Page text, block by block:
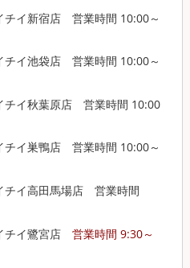
チイ新宿店営業時間 10:00～
チイ池袋店営業時間 10:00～
チイ秋葉原店営業時間 10:00
チイ巣鴨店営業時間 10:00～
チイ高田馬場店営業時間
チイ鷺宮店
営業時間 9:30～